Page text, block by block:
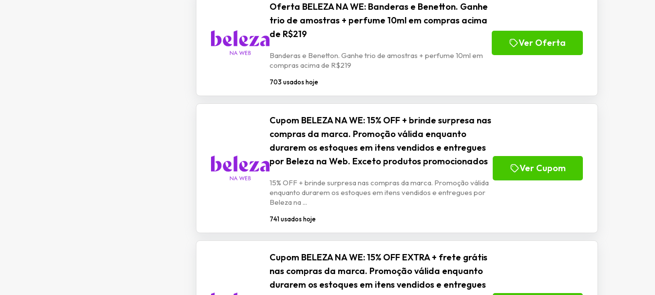
Oferta BELEZA NA WE: Banderas e Benetton. Ganhe
trio de amostras + perfume 10ml em compras acima
de R$219
Banderas e Benetton. Ganhe trio de amostras + perfume 10ml em
compras acima de R$219
703 usados hoje
Ver Oferta
Cupom BELEZA NA WE: 15% OFF + brinde surpresa nas
compras da marca. Promoção válida enquanto
durarem os estoques em itens vendidos e entregues
por Beleza na Web. Exceto produtos promocionados
15% OFF + brinde surpresa nas compras da marca. Promoção válida
enquanto durarem os estoques em itens vendidos e entregues por
Beleza na ...
741 usados hoje
Ver Cupom
Cupom BELEZA NA WE: 15% OFF EXTRA + frete grátis
nas compras da marca. Promoção válida enquanto
durarem os estoques em itens vendidos e entregues